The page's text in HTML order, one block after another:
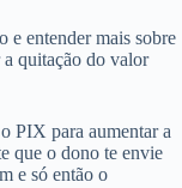
e entender mais sobre
a quitação do valor
PIX para aumentar a
que o dono te envie
e só então o